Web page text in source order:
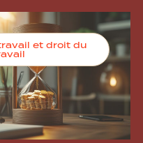
et droit du